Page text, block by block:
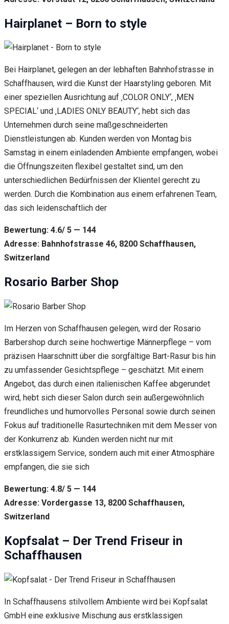
Hairplanet – Born to style
Bei Hairplanet, gelegen an der lebhaften Bahnhofstrasse in
Schaffhausen, wird die Kunst der Haarstyling geboren. Mit
einer speziellen Ausrichtung auf ‚COLOR ONLY‘, ‚MEN
SPECIAL‘ und ‚LADIES ONLY BEAUTY‘, hebt sich das
Unternehmen durch seine maßgeschneiderten
Dienstleistungen ab. Kunden werden von Montag bis
Samstag in einem einladenden Ambiente empfangen, wobei
die Öffnungszeiten flexibel gestaltet sind, um den
unterschiedlichen Bedürfnissen der Klientel gerecht zu
werden. Durch die Kombination aus einem erfahrenen Team,
das sich leidenschaftlich der
Bewertung: 4.6/ 5 — 144
Adresse: Bahnhofstrasse 46, 8200 Schaffhausen,
Switzerland
Rosario Barber Shop
Im Herzen von Schaffhausen gelegen, wird der Rosario
Barbershop durch seine hochwertige Männerpflege – vom
präzisen Haarschnitt über die sorgfältige Bart-Rasur bis hin
zu umfassender Gesichtspflege – geschätzt. Mit einem
Angebot, das durch einen italienischen Kaffee abgerundet
wird, hebt sich dieser Salon durch sein außergewöhnlich
freundliches und humorvolles Personal sowie durch seinen
Fokus auf traditionelle Rasurtechniken mit dem Messer von
der Konkurrenz ab. Kunden werden nicht nur mit
erstklassigem Service, sondern auch mit einer Atmosphäre
empfangen, die sie sich
Bewertung: 4.8/ 5 — 144
Adresse: Vordergasse 13, 8200 Schaffhausen,
Switzerland
Kopfsalat – Der Trend Friseur in
Schaffhausen
In Schaffhausens stilvollem Ambiente wird bei Kopfsalat
GmbH eine exklusive Mischung aus erstklassigen